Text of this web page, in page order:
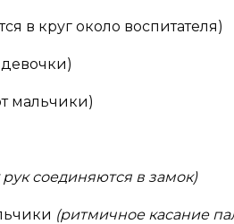
в круг около воспитателя)
мальчики)
соединяются в замок)
(ритмичное касание